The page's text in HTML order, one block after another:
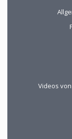
Videos